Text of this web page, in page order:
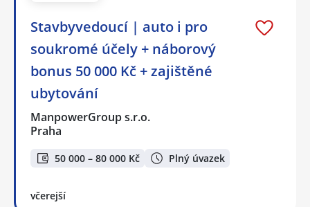
Stavbyvedoucí | auto i pro
soukromé účely + náborový
bonus 50 000 Kč + zajištěné
ubytování
ManpowerGroup s.r.o.
Praha
50 000 – 80 000 Kč Plný úvazek
včerejší